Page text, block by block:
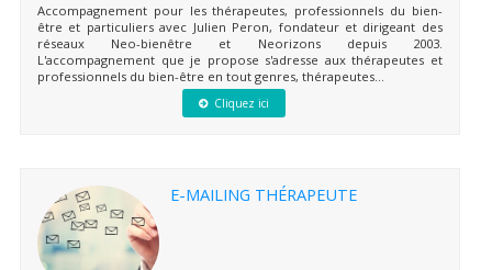
Accompagnement pour les thérapeutes, professionnels du bien-
être et particuliers avec Julien Peron, fondateur et dirigeant des
réseaux Neo-bienêtre et Neorizons depuis 2003.
L'accompagnement que je propose s'adresse aux thérapeutes et
professionnels du bien-être en tout genres, thérapeutes...
Cliquez ici
E-MAILING THÉRAPEUTE